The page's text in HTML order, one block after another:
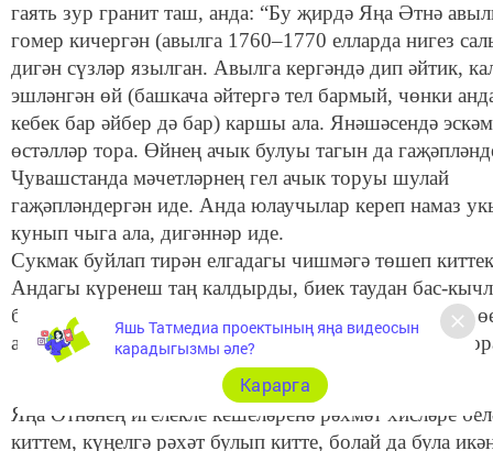
гаять зур гранит таш, анда: “Бу җирдә Яңа Әтнә
гомер кичергән (авылга 1760–1770 елларда нигез
дигән сүзләр язылган. Авылга кергәндә дип әйтик,
эшләнгән өй (башкача әйтергә тел бармый, чөнки
кебек бар әйбер дә бар) каршы ала. Янәшәсендә
өстәлләр тора. Өйнең ачык булуы тагын да
Чувашстанда мәчетләрнең гел ачык торуы шулай
гаҗәпләндергән иде. Анда юлаучылар кереп намаз
кунып чыга ала, дигәннәр иде.
Сукмак буйлап тирән елгадагы чишмәгә төшеп
Андагы күренеш таң калдырды, биек таудан бас-
буйлап төшәсең, су юлы ачылган, бик матур чишмә
авылда тормышның һич тә тукталмавын күрсәтеп
Яңа Әтнәнең игелекле кешеләренә рәхмәт хисләре
киттем, күңелгә рәхәт булып китте, болай да була
Яшь Татмедиа проектының яңа видеосын
карадыгызмы әле?
Карарга